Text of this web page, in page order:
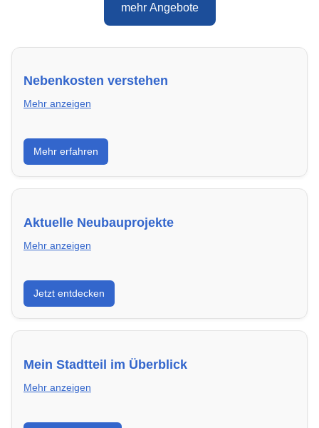
mehr Angebote
Nebenkosten verstehen
Mehr anzeigen
Erfahre, welche Nebenkosten rechtmäßig sind und
wie du deine monatliche Belastung optimieren
kannst.
Mehr erfahren
Aktuelle Neubauprojekte
Mehr anzeigen
Entdecke Neubauprojekte in Duisburg – modern,
energieeffizient und sofort bezugsfertig.
Jetzt entdecken
Mein Stadtteil im Überblick
Mehr anzeigen
Erfahre mehr über deinen Stadtteil in Duisburg: